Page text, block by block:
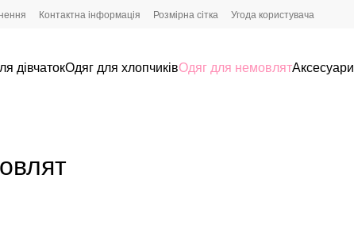
Контактна інформація Розмірна сітка
Угода користувача
дівчатокОдяг для хлопчиківОдяг для немовлятАксесуари